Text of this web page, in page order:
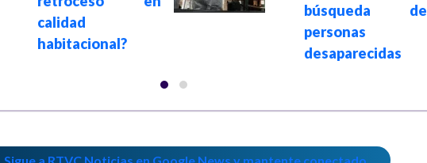
calidad
habitacional?
búsqueda de
personas
desaparecidas